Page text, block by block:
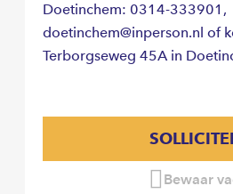
Doetinchem: 0314-333901,
doetinchem@inperson.nl of
Terborgseweg 45A in
Bewaar